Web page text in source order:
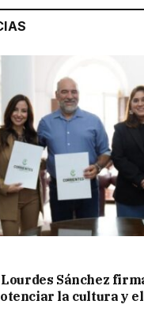
Sánchez
la cultura y